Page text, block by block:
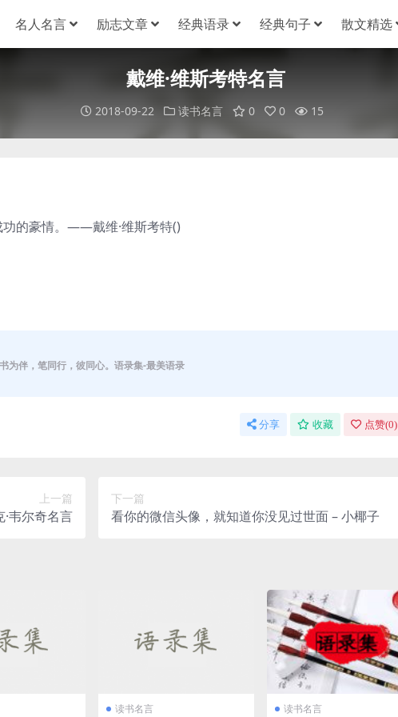
名人名言 励志文章 经典语录 经典句子 散文精选
戴维·维斯考特名言
2018-09-22 读书名言 0 0 15
的豪情。——戴维·维斯考特()
书为伴，笔同行，彼同心。语录集-最美语录
分享 收藏 点赞(0)
上一篇
·韦尔奇名言
下一篇
看你的微信头像，就知道你没见过世面 – 小椰子
读书名言 读书名言